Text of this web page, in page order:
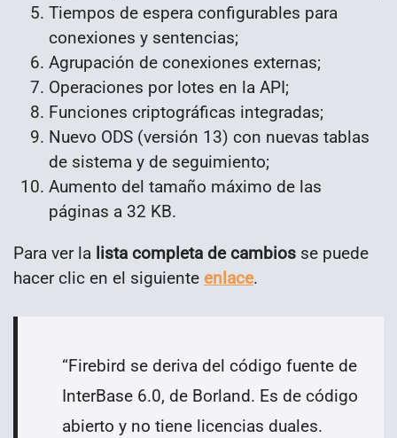
Tiempos de espera configurables para
conexiones y sentencias;
Agrupación de conexiones externas;
Operaciones por lotes en la API;
Funciones criptográficas integradas;
Nuevo ODS (versión 13) con nuevas tablas
de sistema y de seguimiento;
Aumento del tamaño máximo de las
páginas a 32 KB.
Para ver la lista completa de cambios se puede
hacer clic en el siguiente enlace.
“Firebird se deriva del código fuente de
InterBase 6.0, de Borland. Es de código
abierto y no tiene licencias duales.